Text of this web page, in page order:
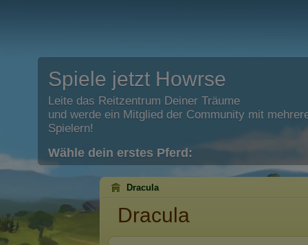
Spiele jetzt Howrse
Leite das Reitzentrum Deiner Träume
und werde ein Mitglied der Community mit
Spielern!
Wähle dein erstes Pferd:
Dracula
Dracula